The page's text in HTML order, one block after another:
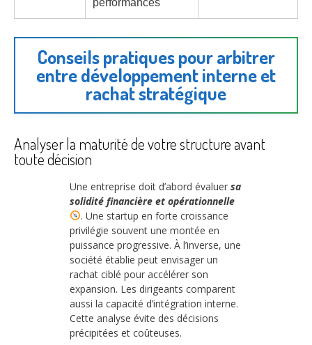
Conseils pratiques pour arbitrer
entre développement interne et
rachat stratégique
Analyser la maturité de votre structure avant
toute décision
Une entreprise doit d’abord évaluer sa
solidité financière et opérationnelle
. Une startup en forte croissance
privilégie souvent une montée en
puissance progressive. À l’inverse, une
société établie peut envisager un
rachat ciblé pour accélérer son
expansion. Les dirigeants comparent
aussi la capacité d’intégration interne.
Cette analyse évite des décisions
précipitées et coûteuses.